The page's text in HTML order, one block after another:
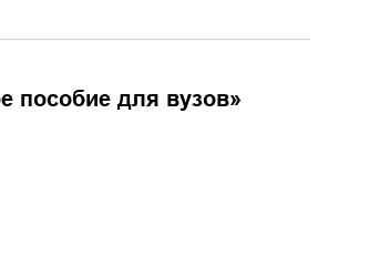
пособие для вузов»